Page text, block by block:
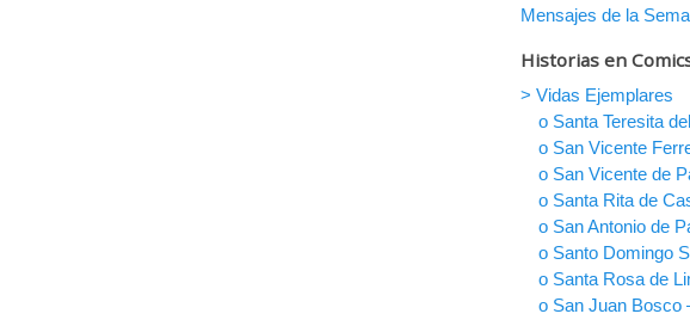
Mensajes de la
Historias en
> Vidas Ejemplares
o Santa Teresita
o San Vicente
o San Vicente de
o Santa Rita de
o San Antonio de
o Santo Domingo
o Santa Rosa de
o San Juan Bosco